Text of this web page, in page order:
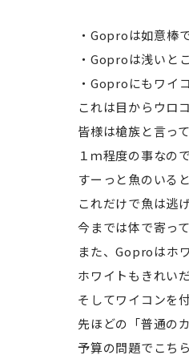
・Goproは如意棒
・Goproは浅いと
・Goproにもワイ
これは目からウロ
皆様は槍族と言っ
１ｍ程度の事なの
すーっと魚のいる
これだけで魚は逃
今までは体で寄っ
また、Goproはホ
ホワイトもきれい
そしてワイコンを
先ほどの「普通の
予算の問題でこち